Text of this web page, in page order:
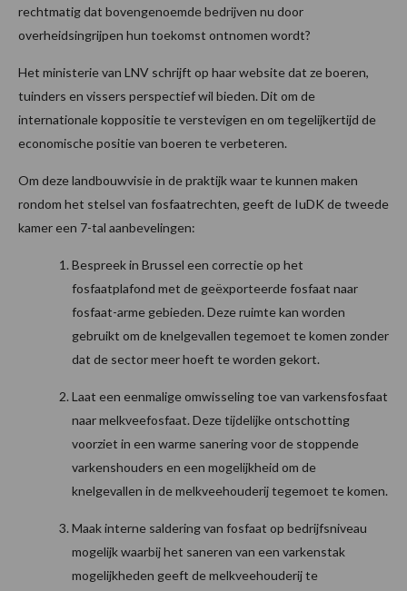
rechtmatig dat bovengenoemde bedrijven nu door
overheidsingrijpen hun toekomst ontnomen wordt?
Het ministerie van LNV schrijft op haar website dat ze boeren,
tuinders en vissers perspectief wil bieden. Dit om de
internationale koppositie te verstevigen en om tegelijkertijd de
economische positie van boeren te verbeteren.
Om deze landbouwvisie in de praktijk waar te kunnen maken
rondom het stelsel van fosfaatrechten, geeft de IuDK de tweede
kamer een 7-tal aanbevelingen:
Bespreek in Brussel een correctie op het
fosfaatplafond met de geëxporteerde fosfaat naar
fosfaat-arme gebieden. Deze ruimte kan worden
gebruikt om de knelgevallen tegemoet te komen zonder
dat de sector meer hoeft te worden gekort.
Laat een eenmalige omwisseling toe van varkensfosfaat
naar melkveefosfaat. Deze tijdelijke ontschotting
voorziet in een warme sanering voor de stoppende
varkenshouders en een mogelijkheid om de
knelgevallen in de melkveehouderij tegemoet te komen.
Maak interne saldering van fosfaat op bedrijfsniveau
mogelijk waarbij het saneren van een varkenstak
mogelijkheden geeft de melkveehouderij te